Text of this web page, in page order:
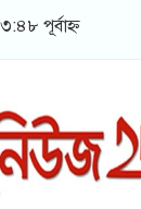
পূর্বাহ্ন